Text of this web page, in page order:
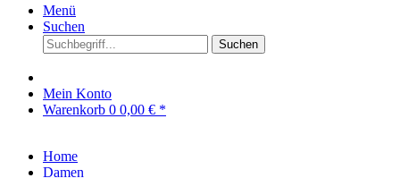
Menü
Suchen
Suchen
Mein Konto
Warenkorb 0 0,00 € *
Home
Damen